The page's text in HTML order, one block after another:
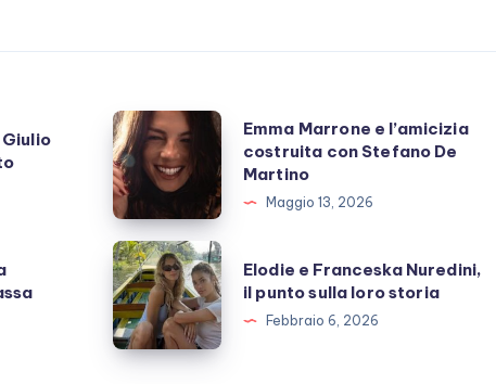
Emma
Marrone
e
l’amicizia
costruita
con
Stefano
De
Emma Marrone e l’amicizia
costruita con Stefano De
Martino
Maggio 13, 2026
Elodie
e
Franceska
Nuredini,
Elodie e Franceska Nuredini,
il punto sulla loro storia
Febbraio 6, 2026